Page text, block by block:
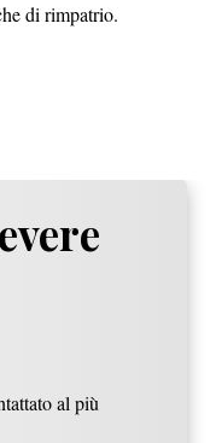
di rimpatrio.
al più